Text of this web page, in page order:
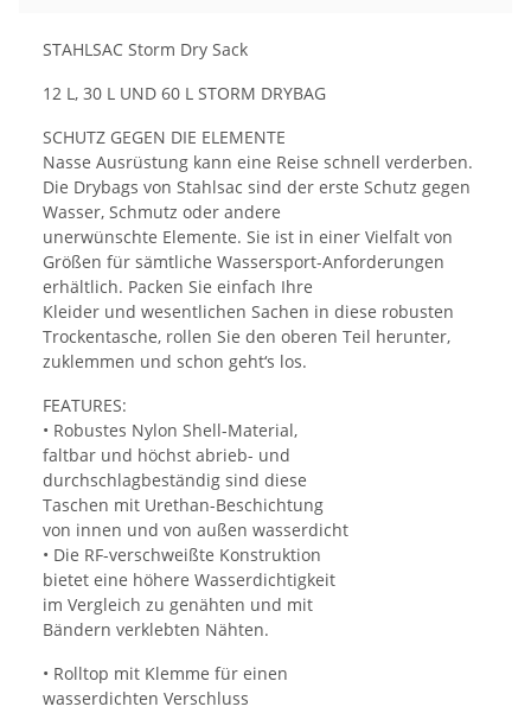
STAHLSAC Storm Dry Sack
12 L, 30 L UND 60 L STORM DRYBAG
SCHUTZ GEGEN DIE ELEMENTE
Nasse Ausrüstung kann eine Reise schnell verderben.
Die Drybags von Stahlsac sind der erste Schutz gegen
Wasser, Schmutz oder andere
unerwünschte Elemente. Sie ist in einer Vielfalt von
Größen für sämtliche Wassersport-Anforderungen
erhältlich. Packen Sie einfach Ihre
Kleider und wesentlichen Sachen in diese robusten
Trockentasche, rollen Sie den oberen Teil herunter,
zuklemmen und schon geht‘s los.
FEATURES:
• Robustes Nylon Shell-Material,
faltbar und höchst abrieb- und
durchschlagbeständig sind diese
Taschen mit Urethan-Beschichtung
von innen und von außen wasserdicht
• Die RF-verschweißte Konstruktion
bietet eine höhere Wasserdichtigkeit
im Vergleich zu genähten und mit
Bändern verklebten Nähten.
• Rolltop mit Klemme für einen
wasserdichten Verschluss